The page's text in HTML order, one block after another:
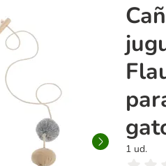
1 ud.